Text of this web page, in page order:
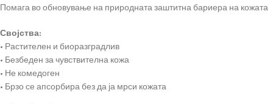
Помага во обновување на природната заштитна бариера на кожата
Својства:
• Растителен и биоразградлив
• Безбеден за чувствителна кожа
• Не комедоген
• Брзо се апсорбира без да ја мрси кожата